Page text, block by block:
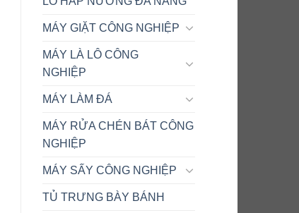
MÁY GIẶT CÔNG NGHIỆP
MÁY LÀ LÔ CÔNG
NGHIỆP
MÁY LÀM ĐÁ
MÁY RỬA CHÉN BÁT CÔNG
NGHIỆP
MÁY SẤY CÔNG NGHIỆP
TỦ TRƯNG BÀY BÁNH